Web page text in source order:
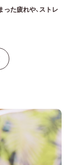
た疲れや、ストレ